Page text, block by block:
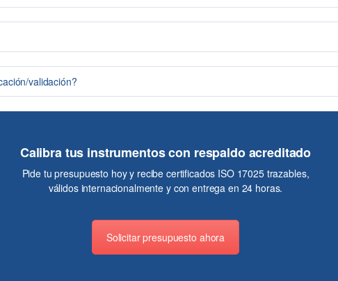
validación?
Calibra tus instrumentos con respaldo acreditado
Pide tu presupuesto hoy y recibe certificados ISO 17025 trazables,
válidos internacionalmente y con entrega en 24 horas.
Solicitar presupuesto ahora